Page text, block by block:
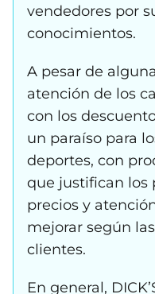
vendedores por
conocimientos.
A pesar de
atención de los
con los
un paraíso para
deportes, con
que justifican los
precios y
mejorar según
clientes.
En general,